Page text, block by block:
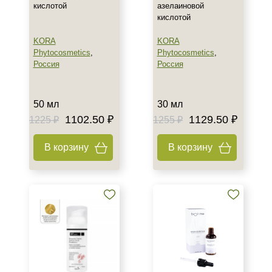
Показать еще
Объём
8 мл
10 мл
Показать еще
Ингредиенты
Аминокислоты
Время применения
кислотой
KORA
Phytocosmetics,
Россия
50 мл
1225 ₽
1102.50 ₽
В корзину
азелаиновой
кислотой
KORA
Phytocosmetics,
Россия
30 мл
1255 ₽
1129.50 ₽
В корзину